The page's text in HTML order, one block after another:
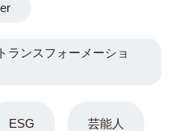
ESG 芸能人
ランスフォーメーショ